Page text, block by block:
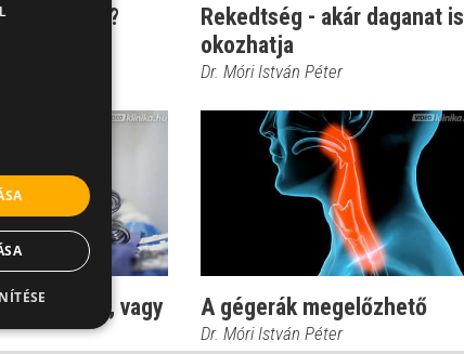
rákos?
Rekedtség - akár daganat is
okozhatja
Dr. Móri István Péter
vagy
A gégerák megelőzhető
Dr. Móri István Péter